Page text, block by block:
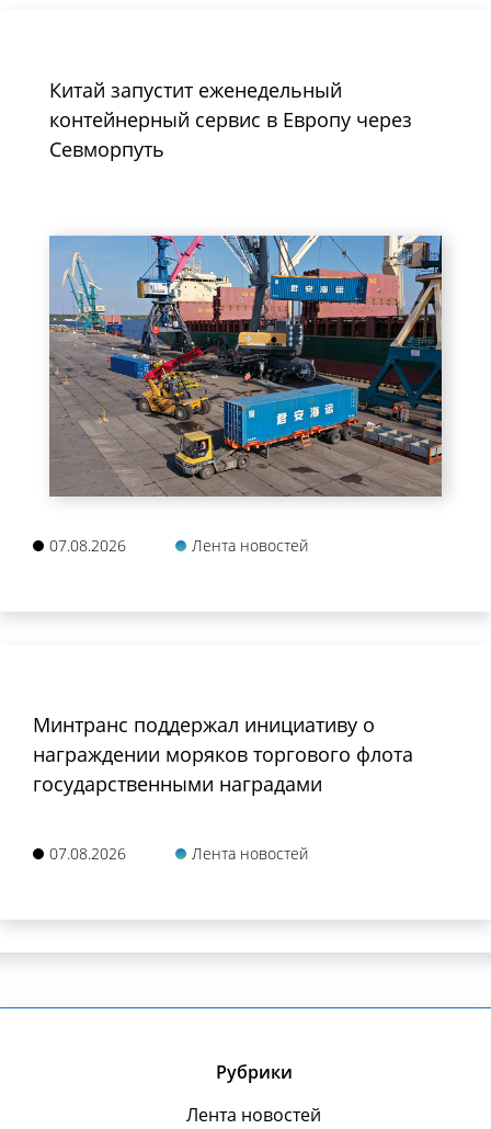
Китай запустит еженедельный
контейнерный сервис в Европу через
Севморпуть
07.08.2026 Лента новостей
Минтранс поддержал инициативу о
награждении моряков торгового флота
государственными наградами
07.08.2026 Лента новостей
Рубрики
Лента новостей